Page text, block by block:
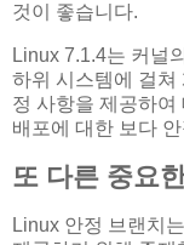
것이 좋습니다.
Linux 7.1.4는 커널
하위 시스템에 걸쳐
정 사항을 제공하여
배포에 대한 보다
또 다른 중요
Linux 안정 브랜치